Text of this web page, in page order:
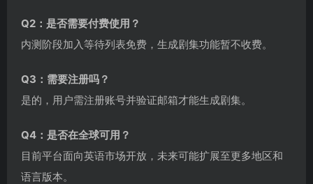
Q2：是否需要付费使用？
内测阶段加入等待列表免费，生成剧集功能暂不收费。
Q3：需要注册吗？
是的，用户需注册账号并验证邮箱才能生成剧集。
Q4：是否在全球可用？
目前平台面向英语市场开放，未来可能扩展至更多地区和
语言版本。